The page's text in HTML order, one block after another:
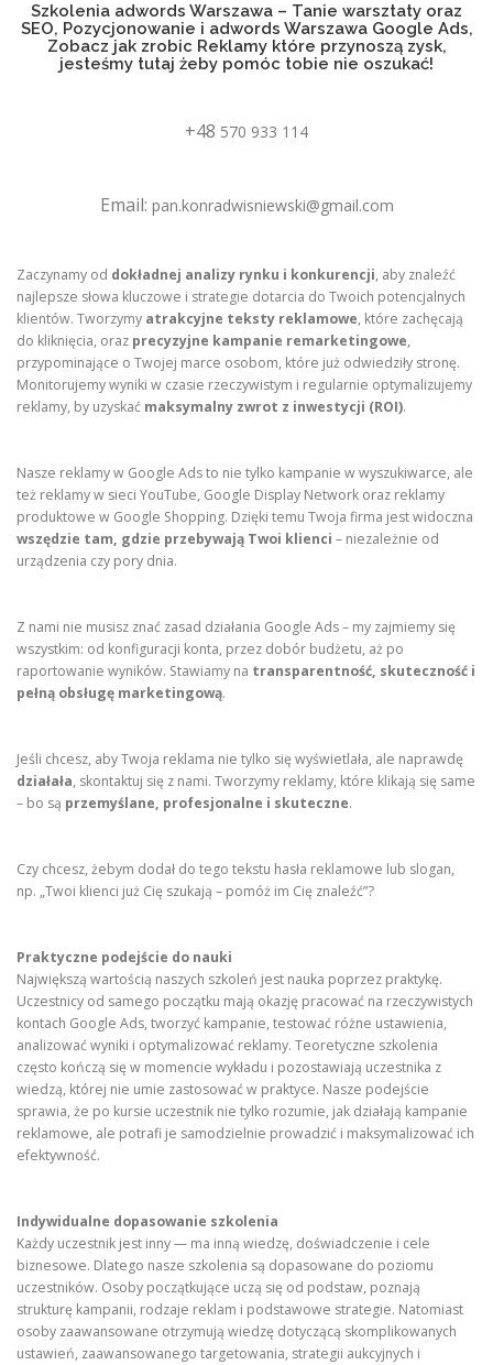
Szkolenia adwords Warszawa – Tanie warsztaty oraz
SEO, Pozycjonowanie i adwords Warszawa Google Ads,
Zobacz jak zrobic Reklamy które przynoszą zysk,
jesteśmy tutaj żeby pomóc tobie nie oszukać!
+48 570 933 114
Email: pan.konradwisniewski@gmail.com
Zaczynamy od dokładnej analizy rynku i konkurencji, aby znaleźć
najlepsze słowa kluczowe i strategie dotarcia do Twoich potencjalnych
klientów. Tworzymy atrakcyjne teksty reklamowe, które zachęcają
do kliknięcia, oraz precyzyjne kampanie remarketingowe,
przypominające o Twojej marce osobom, które już odwiedziły stronę.
Monitorujemy wyniki w czasie rzeczywistym i regularnie optymalizujemy
reklamy, by uzyskać maksymalny zwrot z inwestycji (ROI).
Nasze reklamy w Google Ads to nie tylko kampanie w wyszukiwarce, ale
też reklamy w sieci YouTube, Google Display Network oraz reklamy
produktowe w Google Shopping. Dzięki temu Twoja firma jest widoczna
wszędzie tam, gdzie przebywają Twoi klienci – niezależnie od
urządzenia czy pory dnia.
Z nami nie musisz znać zasad działania Google Ads – my zajmiemy się
wszystkim: od konfiguracji konta, przez dobór budżetu, aż po
raportowanie wyników. Stawiamy na transparentność, skuteczność i
pełną obsługę marketingową.
Jeśli chcesz, aby Twoja reklama nie tylko się wyświetlała, ale naprawdę
działała, skontaktuj się z nami. Tworzymy reklamy, które klikają się same
– bo są przemyślane, profesjonalne i skuteczne.
Czy chcesz, żebym dodał do tego tekstu hasła reklamowe lub slogan,
np. „Twoi klienci już Cię szukają – pomóż im Cię znaleźć”?
Praktyczne podejście do nauki
Największą wartością naszych szkoleń jest nauka poprzez praktykę.
Uczestnicy od samego początku mają okazję pracować na rzeczywistych
kontach Google Ads, tworzyć kampanie, testować różne ustawienia,
analizować wyniki i optymalizować reklamy. Teoretyczne szkolenia
często kończą się w momencie wykładu i pozostawiają uczestnika z
wiedzą, której nie umie zastosować w praktyce. Nasze podejście
sprawia, że po kursie uczestnik nie tylko rozumie, jak działają kampanie
reklamowe, ale potrafi je samodzielnie prowadzić i maksymalizować ich
efektywność.
Indywidualne dopasowanie szkolenia
Każdy uczestnik jest inny — ma inną wiedzę, doświadczenie i cele
biznesowe. Dlatego nasze szkolenia są dopasowane do poziomu
uczestników. Osoby początkujące uczą się od podstaw, poznają
strukturę kampanii, rodzaje reklam i podstawowe strategie. Natomiast
osoby zaawansowane otrzymują wiedzę dotyczącą skomplikowanych
ustawień, zaawansowanego targetowania, strategii aukcyjnych i